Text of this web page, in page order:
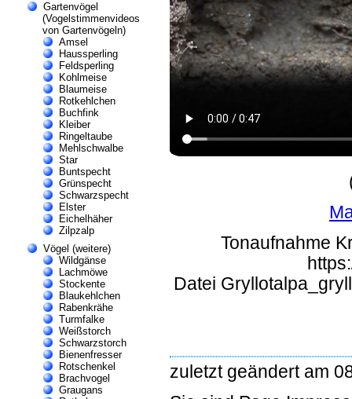
Gartenvögel
(Vogelstimmenvideos
von Gartenvögeln)
Amsel
Haussperling
Feldsperling
Kohlmeise
Blaumeise
Rotkehlchen
Buchfink
Kleiber
Ringeltaube
Mehlschwalbe
Star
Buntspecht
Grünspecht
Schwarzspecht
Elster
Eichelhäher
Zilpzalp
Vögel (weitere)
Wildgänse
Lachmöwe
Stockente
Blaukehlchen
Rabenkrähe
Turmfalke
Weißstorch
Schwarzstorch
Bienenfresser
Rotschenkel
Brachvogel
Graugans
Tonaufnahme
Datei
zuletzt geändert am